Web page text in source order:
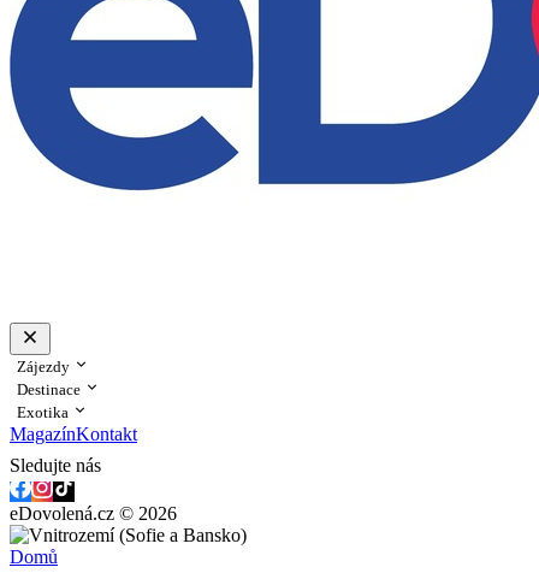
Zájezdy
Destinace
Exotika
MagazínKontakt
Sledujte nás
eDovolená.cz © 2026
Domů